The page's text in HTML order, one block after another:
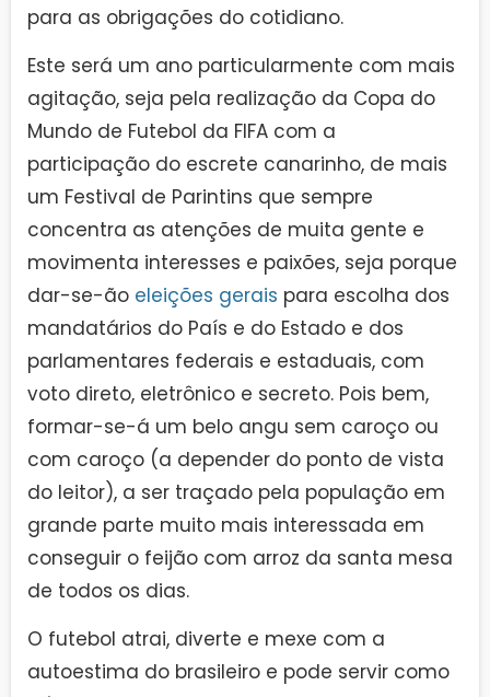
para as obrigações do cotidiano.
Este será um ano particularmente com mais
agitação, seja pela realização da Copa do
Mundo de Futebol da FIFA com a
participação do escrete canarinho, de mais
um Festival de Parintins que sempre
concentra as atenções de muita gente e
movimenta interesses e paixões, seja porque
dar-se-ão eleições gerais para escolha dos
mandatários do País e do Estado e dos
parlamentares federais e estaduais, com
voto direto, eletrônico e secreto. Pois bem,
formar-se-á um belo angu sem caroço ou
com caroço (a depender do ponto de vista
do leitor), a ser traçado pela população em
grande parte muito mais interessada em
conseguir o feijão com arroz da santa mesa
de todos os dias.
O futebol atrai, diverte e mexe com a
autoestima do brasileiro e pode servir como